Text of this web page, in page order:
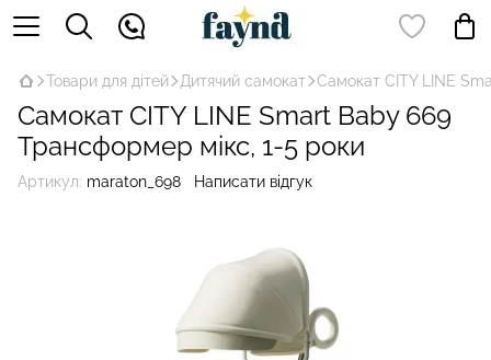
Товари для дітей Дитячий самокат Самокат CITY LINE
Самокат CITY LINE Smart Baby 669
Трансформер мікс, 1-5 роки
Артикул: maraton_698 Написати відгук